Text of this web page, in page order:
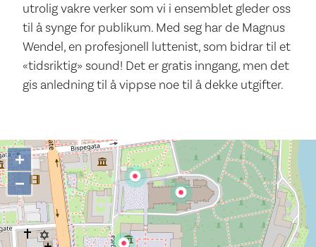
utrolig vakre verker som vi i ensemblet gleder oss
til å synge for publikum. Med seg har de Magnus
Wendel, en profesjonell luttenist, som bidrar til et
«tidsriktig» sound! Det er gratis inngang, men det
gis anledning til å vippse noe til å dekke utgifter.
+
−